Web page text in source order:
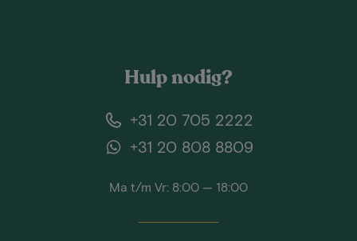
Hulp nodig?
+31 20 705 2222
+31 20 808 8809
Ma t/m Vr: 8:00 — 18:00